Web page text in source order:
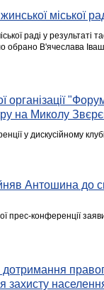
міської
раді у
обрано В'ячеслава
організації
на Миколу
у дискусійному
Антошина до
прес-конференції
захисту